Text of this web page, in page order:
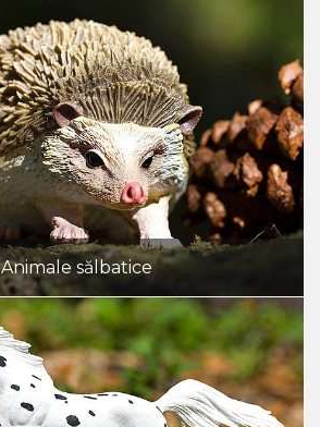
Animale sălbatice